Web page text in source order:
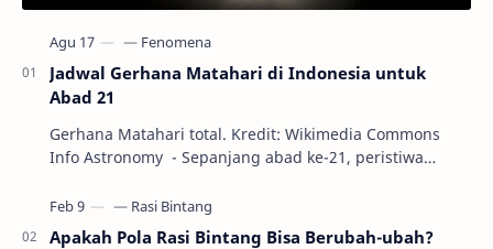
Jadwal Gerhana Matahari di Indonesia untuk
Abad 21
Gerhana Matahari total. Kredit: Wikimedia Commons
Info Astronomy - Sepanjang abad ke-21, peristiwa
Apakah Pola Rasi Bintang Bisa Berubah-ubah?